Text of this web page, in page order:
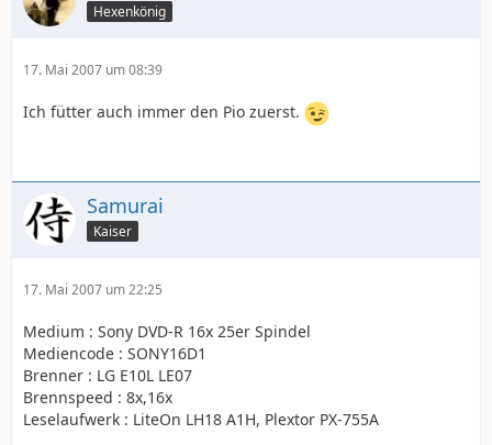
Hexenkönig
17. Mai 2007 um 08:39
Ich fütter auch immer den Pio zuerst.
Samurai
Kaiser
17. Mai 2007 um 22:25
Medium : Sony DVD-R 16x 25er Spindel
Mediencode : SONY16D1
Brenner : LG E10L LE07
Brennspeed : 8x,16x
Leselaufwerk : LiteOn LH18 A1H, Plextor PX-755A